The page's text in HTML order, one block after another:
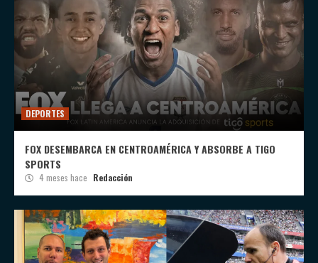
DEPORTES
FOX DESEMBARCA EN CENTROAMÉRICA Y ABSORBE A TIGO
SPORTS
4 meses hace Redacción